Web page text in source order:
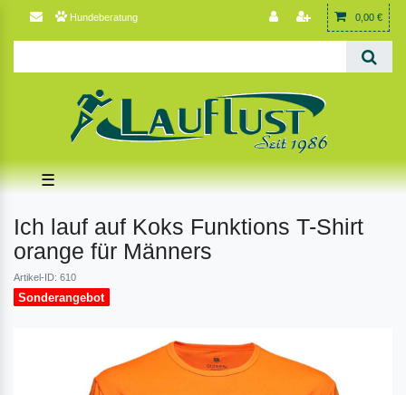
Hundeberatung 0,00 €
☰
Ich lauf auf Koks Funktions T-Shirt
orange für Männers
Artikel-ID: 610
Sonderangebot